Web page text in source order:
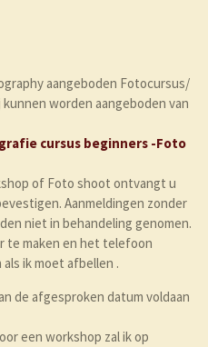
aangeboden Fotocursus/
worden aangeboden van
cursus beginners -Foto
of Foto shoot ontvangt u
Aanmeldingen zonder
niet in behandeling genomen.
te maken en het telefoon
ik moet afbellen .
de afgesproken datum voldaan
een workshop zal ik op